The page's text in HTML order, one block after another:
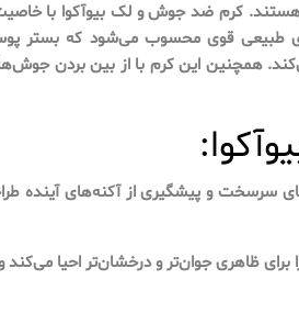
هستند. کرم ضد جوش و لک بیوآکوا با
طبیعی قوی محسوب می‌شود که بستر
همچنین این کرم با از بین بردن
سرسخت و پیشگیری از آکنه‌های آینده
ظاهری جوان‌تر و درخشان‌تر احیا می‌کند